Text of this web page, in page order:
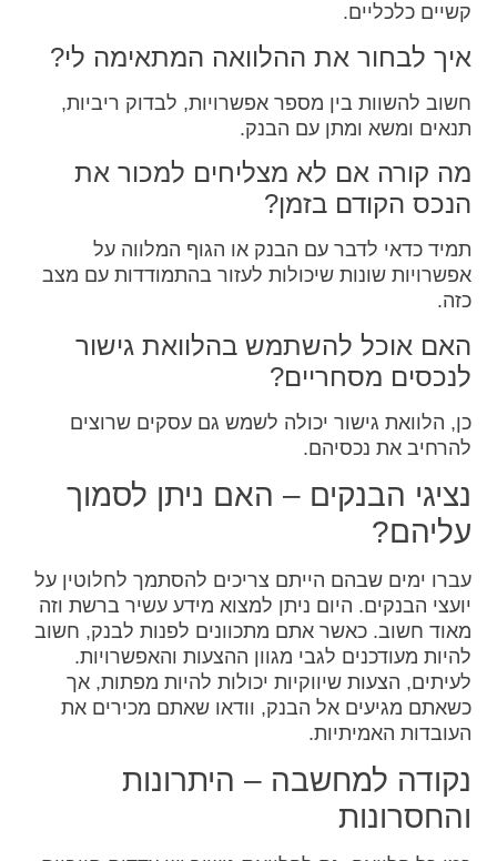
קשיים כלכליים.
איך לבחור את ההלוואה המתאימה לי?
חשוב להשוות בין מספר אפשרויות, לבדוק ריביות,
תנאים ומשא ומתן עם הבנק.
מה קורה אם לא מצליחים למכור את
הנכס הקודם בזמן?
תמיד כדאי לדבר עם הבנק או הגוף המלווה על
אפשרויות שונות שיכולות לעזור בהתמודדות עם מצב
כזה.
האם אוכל להשתמש בהלוואת גישור
לנכסים מסחריים?
כן, הלוואת גישור יכולה לשמש גם עסקים שרוצים
להרחיב את נכסיהם.
נציגי הבנקים – האם ניתן לסמוך
עליהם?
עברו ימים שבהם הייתם צריכים להסתמך לחלוטין על
יועצי הבנקים. היום ניתן למצוא מידע עשיר ברשת וזה
מאוד חשוב. כאשר אתם מתכוונים לפנות לבנק, חשוב
להיות מעודכנים לגבי מגוון ההצעות והאפשרויות.
לעיתים, הצעות שיווקיות יכולות להיות מפתות, אך
כשאתם מגיעים אל הבנק, וודאו שאתם מכירים את
העובדות האמיתיות.
נקודה למחשבה – היתרונות
והחסרונות